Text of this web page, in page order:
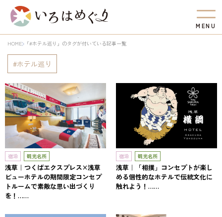
M EN U
HOME 「#ホテル巡り」のタグが付いている記事一覧
ホテル巡り
宿泊 観光名所
浅草｜つくばエクスプレス×浅草
ビューホテルの期間限定コンセプ
トルームで素敵な思い出づくり
を！……
宿泊 観光名所
浅草｜「相撲」コンセプトが楽し
める個性的なホテルで伝統文化に
触れよう！……